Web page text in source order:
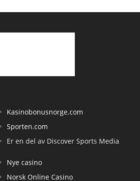
Kasinobonusnorge.com
Sporten.com
Er en del av Discover Sports Media
Nye casino
Norsk Online Casino